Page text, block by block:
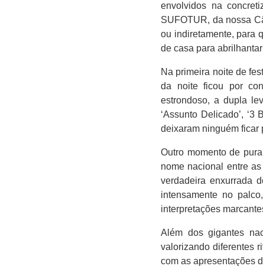
envolvidos na
SUFOTUR, da nossa
ou indiretamente, para
de casa para
Na primeira noite de
da noite ficou por
estrondoso, a dupla
‘Assunto Delicado’,
deixaram ninguém ficar
Outro momento de
nome nacional entre
verdadeira enxurrada
intensamente no
interpretações
Além dos gigantes
valorizando diferentes
com as apresentações